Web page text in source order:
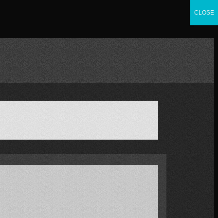
CLOSE
CLOSE
CLOSE